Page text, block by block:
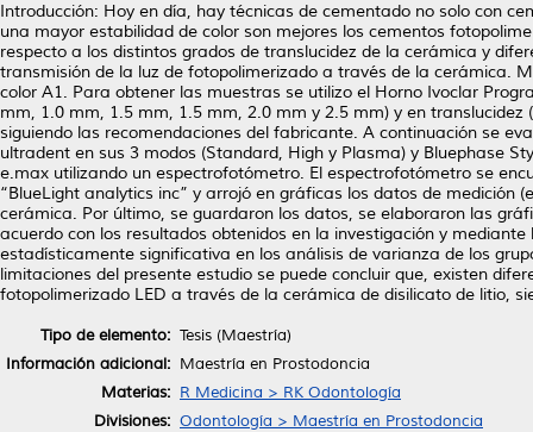
Introducción: Hoy en día, hay técnicas de cementado no solo con
una mayor estabilidad de color son mejores los cementos
respecto a los distintos grados de translucidez de la cerámica y
transmisión de la luz de fotopolimerizado a través de la cerámica.
color A1. Para obtener las muestras se utilizo el Horno Ivoclar
mm, 1.0 mm, 1.5 mm, 1.5 mm, 2.0 mm y 2.5 mm) y en
siguiendo las recomendaciones del fabricante. A continuación se
ultradent en sus 3 modos (Standard, High y Plasma) y Bluephase
e.max utilizando un espectrofotómetro. El espectrofotómetro se
“BlueLight analytics inc” y arrojó en gráficas los datos de
cerámica. Por último, se guardaron los datos, se elaboraron las
acuerdo con los resultados obtenidos en la investigación y
estadísticamente significativa en los análisis de varianza de los
limitaciones del presente estudio se puede concluir que, existen
fotopolimerizado LED a través de la cerámica de disilicato de litio,
Tipo de elemento: Tesis (Maestría)
Información adicional: Maestría en Prostodoncia
Materias: R Medicina > RK Odontología
Divisiones: Odontología > Maestría en Prostodoncia